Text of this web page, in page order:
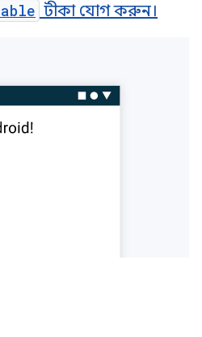
টীকা যোগ করুন।